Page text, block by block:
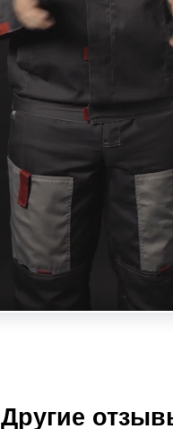
Другие